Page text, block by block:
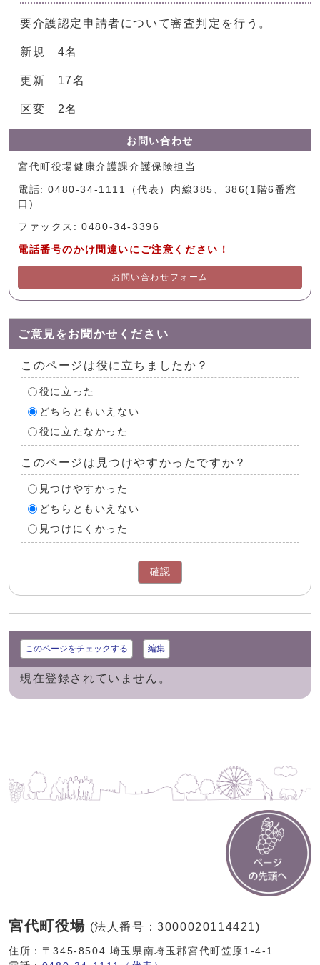
要介護認定申請者について審査判定を行う。
新規 4名
更新 17名
区変 2名
お問い合わせ
宮代町役場健康介護課介護保険担当
電話: 0480-34-1111（代表）内線385、386(1階6番窓
口)
ファックス: 0480-34-3396
電話番号のかけ間違いにご注意ください！
お問い合わせフォーム
ご意見をお聞かせください
このページは役に立ちましたか？
役に立った
どちらともいえない
役に立たなかった
このページは見つけやすかったですか？
見つけやすかった
どちらともいえない
見つけにくかった
確認
このページをチェックする 編集
現在登録されていません。
宮代町役場 (法人番号：3000020114421)
住所：〒345-8504 埼玉県南埼玉郡宮代町笠原1-4-1